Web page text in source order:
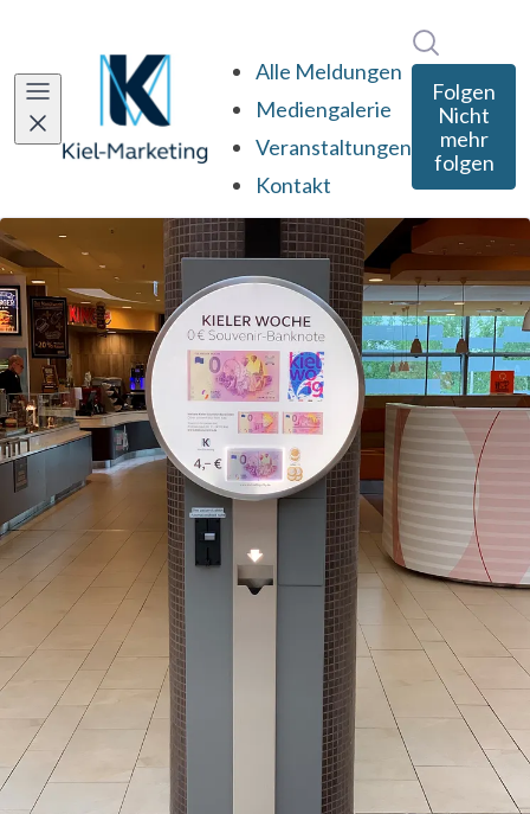
Alle Meldungen
Mediengalerie
Veranstaltungen
Kontakt
Folgen
Nicht
mehr
folgen